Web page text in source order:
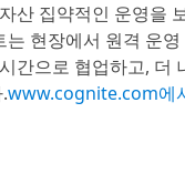
산 집약적인 운영을
현장에서 원격 운
간으로 협업하고,
www.cognite.com에